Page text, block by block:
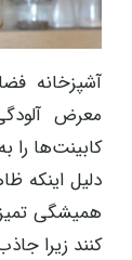
آشپزخانه
معرض
کابینت‌ها را
دلیل اینکه
همیشگی تمیز
کنند زیرا